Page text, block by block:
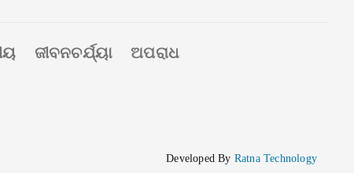
ଜୀବନଚର୍ଯ୍ୟା
ଅପରାଧ
Developed By Ratna Technology